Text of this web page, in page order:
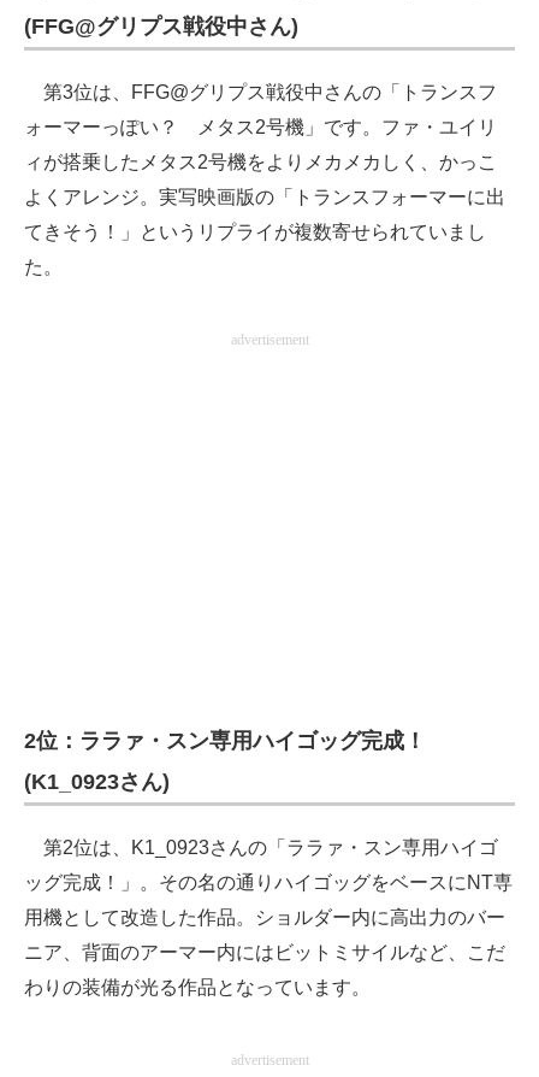
IT製品の技術・比較・事例
モノづくり技術者専門サイト
エレクトロニクス専門サイト
電子設計の基本と応用
(FFG@グリプス戦役中さん)
第3位は、FFG@グリプス戦役中さんの「トランスフ
ォーマーっぽい？ メタス2号機」です。ファ・ユイリ
ィが搭乗したメタス2号機をよりメカメカしく、かっこ
よくアレンジ。実写映画版の「トランスフォーマーに出
てきそう！」というリプライが複数寄せられていまし
た。
advertisement
2位：ララァ・スン専用ハイゴッグ完成！
(K1_0923さん)
第2位は、K1_0923さんの「ララァ・スン専用ハイゴ
ッグ完成！」。その名の通りハイゴッグをベースにNT専
用機として改造した作品。ショルダー内に高出力のバー
ニア、背面のアーマー内にはビットミサイルなど、こだ
わりの装備が光る作品となっています。
advertisement